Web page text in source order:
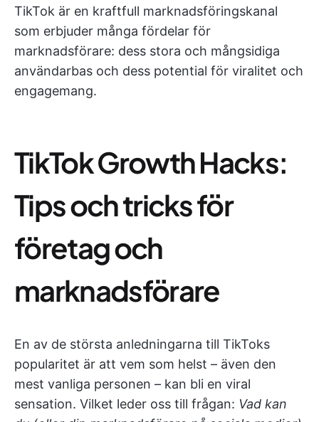
TikTok är en kraftfull marknadsföringskanal
som erbjuder många fördelar för
marknadsförare: dess stora och mångsidiga
användarbas och dess potential för viralitet och
engagemang.
TikTok Growth Hacks:
Tips och tricks för
företag och
marknadsförare
En av de största anledningarna till TikToks
popularitet är att vem som helst – även den
mest vanliga personen – kan bli en viral
sensation. Vilket leder oss till frågan: Vad kan